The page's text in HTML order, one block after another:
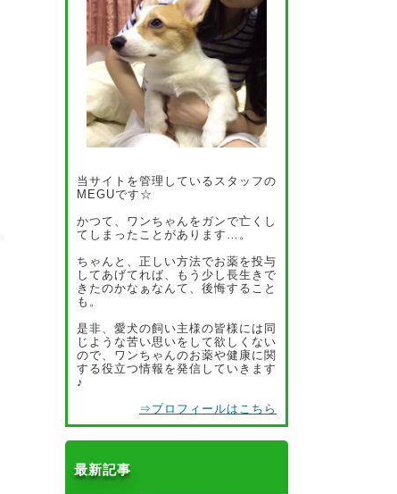
当サイトを管理しているスタッフの
MEGUです☆
かつて、ワンちゃんをガンで亡くし
てしまったことがあります…。
ちゃんと、正しい方法でお薬を投与
してあげてれば、もう少し長生きで
きたのかなぁなんて、後悔すること
も。
是非、愛犬の飼い主様の皆様には同
じような苦い思いをして欲しくない
ので、ワンちゃんのお薬や健康に関
する役立つ情報を発信していきます
♪
⇒プロフィールはこちら
最新記事